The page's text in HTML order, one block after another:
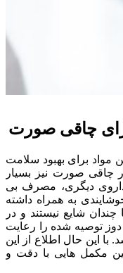
چاقی صورت
مواد برای بهبود سلامت
چاقی صورت نیز بسیار
داروی دیگری، مصرف بی
به همراه داشته
چندان شایع نیستند و در
دوز توصیه شده را رعایت
با این حال اطلاع از این
مکمل هایی با دقت و